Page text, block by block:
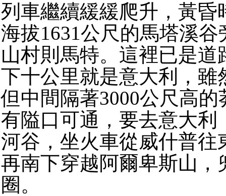
列車繼續緩緩爬升，黃昏
海拔1631公尺的馬塔溪
山村則馬特。這裡已是道
下十公里就是意大利，雖
但中間隔著3000公尺高
有隘口可通，要去意大利
河谷，坐火車從威什普往
再南下穿越阿爾卑斯山，
圈。